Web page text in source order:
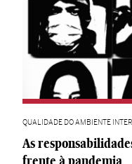
QUALIDADE DO AMBIENTE
As
frente à pandemia